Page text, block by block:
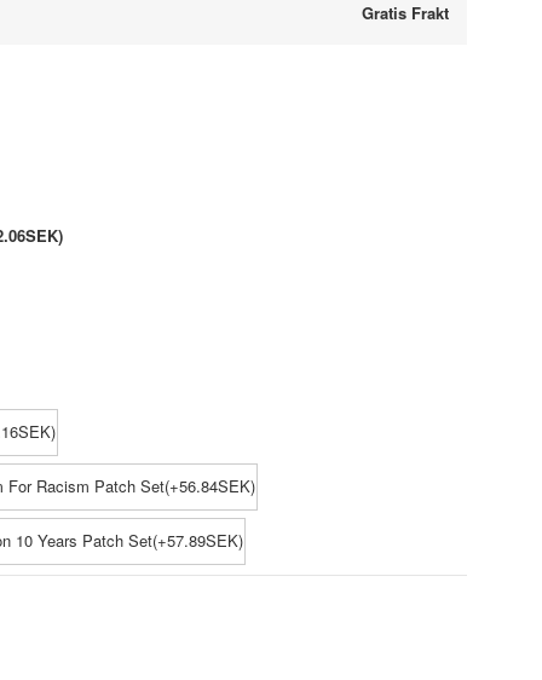
Gratis Frakt
For Racism Patch Set(+56.84SEK)
10 Years Patch Set(+57.89SEK)